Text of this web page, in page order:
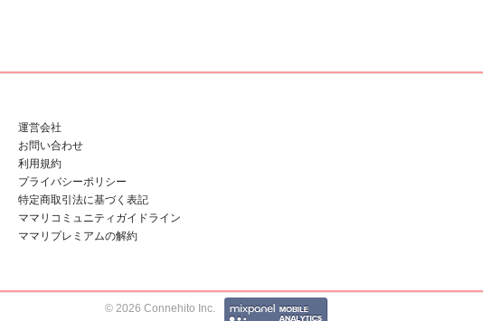
運営会社
お問い合わせ
利用規約
プライバシーポリシー
特定商取引法に基づく表記
ママリコミュニティガイドライン
ママリプレミアムの解約
© 2026 Connehito Inc.